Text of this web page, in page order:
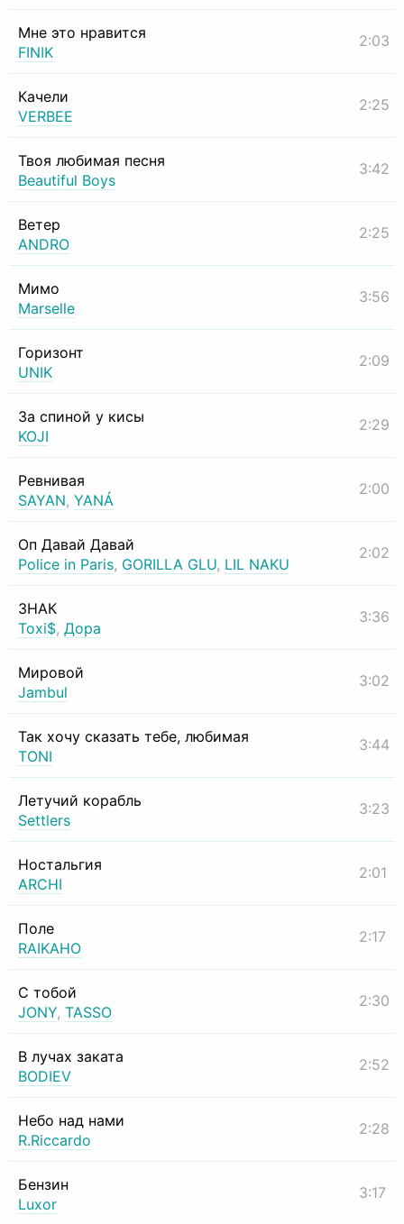
Мне это нравится
FINIK
2:03
Качели
VERBEE
2:25
Твоя любимая песня
Beautiful Boys
3:42
Ветер
ANDRO
2:25
Мимо
Marselle
3:56
Горизонт
UNIK
2:09
За спиной у кисы
KOJI
2:29
Ревнивая
SAYAN, YANÁ
2:00
Оп Давай Давай
Police in Paris, GORILLA GLU, LIL NAKU
2:02
ЗНАК
Toxi$, Дора
3:36
Мировой
Jambul
3:02
Так хочу сказать тебе, любимая
TONI
3:44
Летучий корабль
Settlers
3:23
Ностальгия
ARCHI
2:01
Поле
RAIKAHO
2:17
С тобой
JONY, TASSO
2:30
В лучах заката
BODIEV
2:52
Небо над нами
R.Riccardo
2:28
Бензин
Luxor
3:17